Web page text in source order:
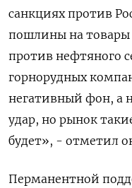
санкциях против
пошлины на ​товары
против ⁠нефтяного
горнорудных
негативный фон, а
удар, но рынок
будет», - отметил
Перманентной